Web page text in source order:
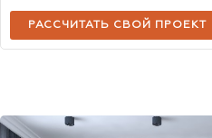
РАССЧИТАТЬ СВОЙ ПРОЕКТ